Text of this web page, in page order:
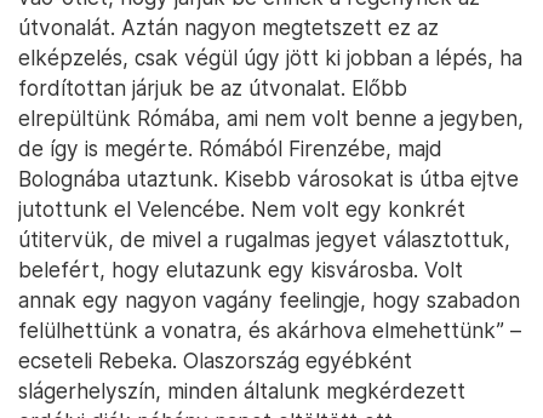
útvonalát. Aztán nagyon megtetszett ez az
elképzelés, csak végül úgy jött ki jobban a lépés, ha
fordítottan járjuk be az útvonalat. Előbb
elrepültünk Rómába, ami nem volt benne a jegyben,
de így is megérte. Rómából Firenzébe, majd
Bolognába utaztunk. Kisebb városokat is útba ejtve
jutottunk el Velencébe. Nem volt egy konkrét
útitervük, de mivel a rugalmas jegyet választottuk,
belefért, hogy elutazunk egy kisvárosba. Volt
annak egy nagyon vagány feelingje, hogy szabadon
felülhettünk a vonatra, és akárhova elmehettünk” –
ecseteli Rebeka. Olaszország egyébként
slágerhelyszín, minden általunk megkérdezett